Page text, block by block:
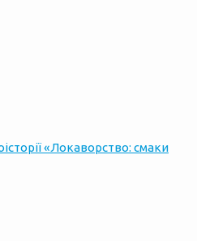
«Локаворство: смаки